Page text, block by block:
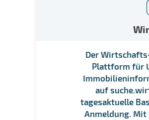
Der
Plattform für
auf
tagesaktuelle
Anmeldung.